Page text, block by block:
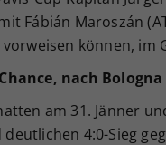
Fábián Maroszán
können, im
nach
am 31. Jänner
4:0-Sieg